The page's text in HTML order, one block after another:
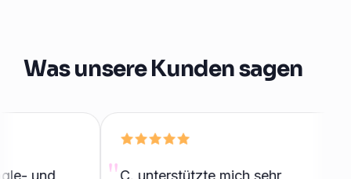
Was unsere Kunden sagen
C. unterstützte mich sehr